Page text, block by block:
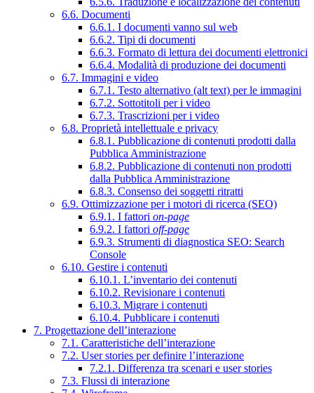
6.6. Documenti
6.6.1. I documenti vanno sul web
6.6.2. Tipi di documenti
6.6.3. Formato di lettura dei documenti elettronici
6.6.4. Modalità di produzione dei documenti
6.7. Immagini e video
6.7.1. Testo alternativo (alt text) per le immagini
6.7.2. Sottotitoli per i video
6.7.3. Trascrizioni per i video
6.8. Proprietà intellettuale e privacy
6.8.1. Pubblicazione di contenuti prodotti dalla
Pubblica Amministrazione
6.8.2. Pubblicazione di contenuti non prodotti
dalla Pubblica Amministrazione
6.8.3. Consenso dei soggetti ritratti
6.9. Ottimizzazione per i motori di ricerca (SEO)
6.9.1. I fattori on-page
6.9.2. I fattori off-page
6.9.3. Strumenti di diagnostica SEO: Search
Console
6.10. Gestire i contenuti
6.10.1. L’inventario dei contenuti
6.10.2. Revisionare i contenuti
6.10.3. Migrare i contenuti
6.10.4. Pubblicare i contenuti
7. Progettazione dell’interazione
7.1. Caratteristiche dell’interazione
7.2. User stories per definire l’interazione
7.2.1. Differenza tra scenari e user stories
7.3. Flussi di interazione